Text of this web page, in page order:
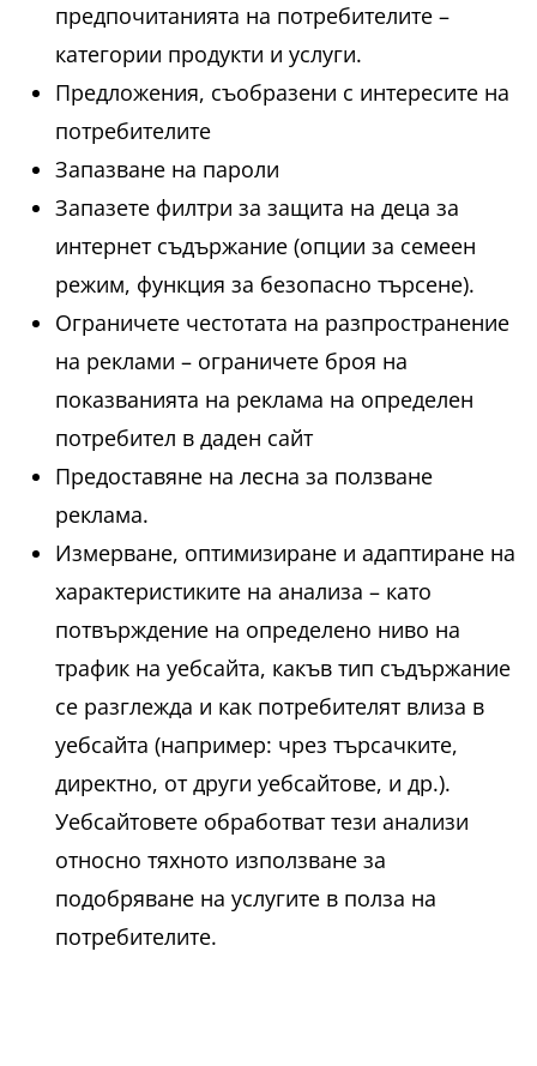
предпочитанията на потребителите –
категории продукти и услуги.
Предложения, съобразени с интересите на
потребителите
Запазване на пароли
Запазете филтри за защита на деца за
интернет съдържание (опции за семеен
режим, функция за безопасно търсене).
Ограничете честотата на разпространение
на реклами – ограничете броя на
показванията на реклама на определен
потребител в даден сайт
Предоставяне на лесна за ползване
реклама.
Измерване, оптимизиране и адаптиране на
характеристиките на анализа – като
потвърждение на определено ниво на
трафик на уебсайта, какъв тип съдържание
се разглежда и как потребителят влиза в
уебсайта (например: чрез търсачките,
директно, от други уебсайтове, и др.).
Уебсайтовете обработват тези анализи
относно тяхното използване за
подобряване на услугите в полза на
потребителите.